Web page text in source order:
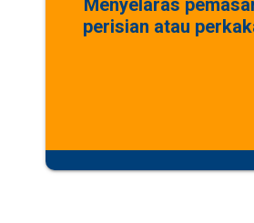
Menyelaras
perisian atau